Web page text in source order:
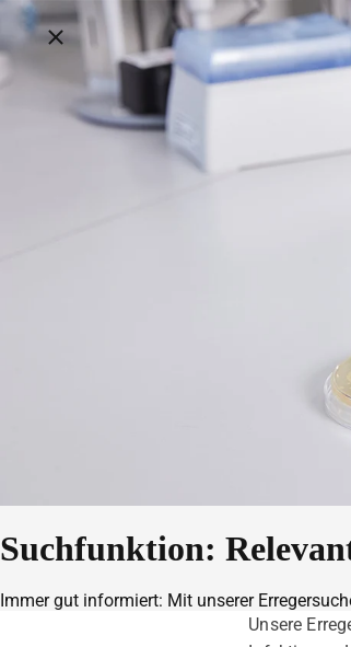
Breadcrumbs schließen
Suchfunktion:
Immer gut informiert: Mit unserer
Unsere